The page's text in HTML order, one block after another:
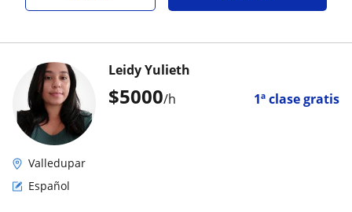
$5000/h 1ª clase gratis
Leidy Yulieth
Valledupar
Español